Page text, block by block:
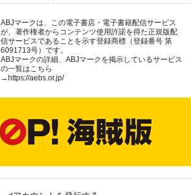
ABJマークは、この電子書店・電子書籍配信サービス
が、著作権者からコンテンツ使用許諾を得た正規版配
信サービスであることを示す登録商標（登録番号 第
6091713号）です。
ABJマークの詳細、ABJマークを掲示しているサービス
の一覧はこちら
→https://aebs.or.jp/